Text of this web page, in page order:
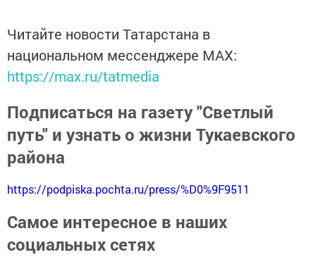
Читайте новости Татарстана в
национальном мессенджере MАХ:
https://max.ru/tatmedia
Подписаться на газету "Светлый
путь" и узнать о жизни Тукаевского
района
https://podpiska.pochta.ru/press/%D0%9F9511
Самое интересное в наших
социальных сетях